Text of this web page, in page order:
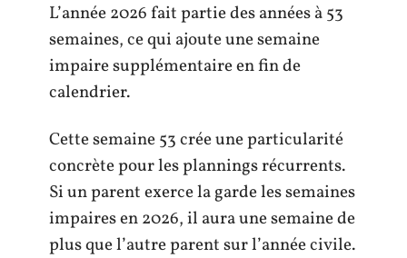
L’année 2026 fait partie des années à 53
semaines, ce qui ajoute une semaine
impaire supplémentaire en fin de
calendrier.
Cette semaine 53 crée une particularité
concrète pour les plannings récurrents.
Si un parent exerce la garde les semaines
impaires en 2026, il aura une semaine de
plus que l’autre parent sur l’année civile.